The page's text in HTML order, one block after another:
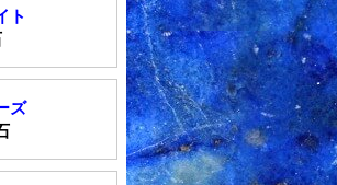
ト
ズ